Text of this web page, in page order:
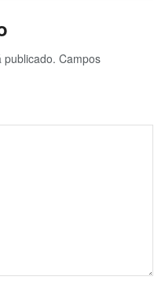
publicado. Campos